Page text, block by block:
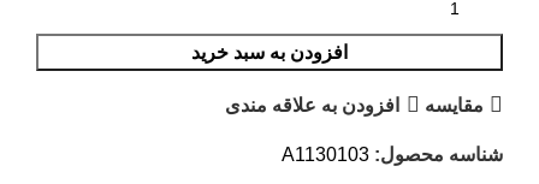
افزودن به سبد خرید
مقايسه افزودن به علاقه مندی
شناسه محصول: A1130103